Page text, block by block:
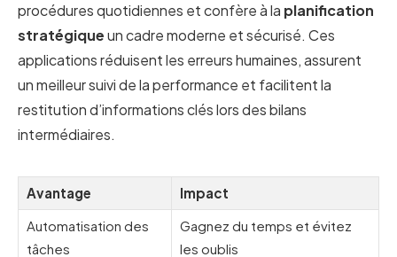
procédures quotidiennes et confère à la planification
stratégiqueun cadre moderne et sécurisé. Ces
applications réduisent les erreurs humaines, assurent
un meilleur suivi de la performance et facilitent la
restitution d’informations clés lors des bilans
intermédiaires.
Avantage
Impact
Automatisation des
tâches
Gagnez du temps et évitez
les oublis